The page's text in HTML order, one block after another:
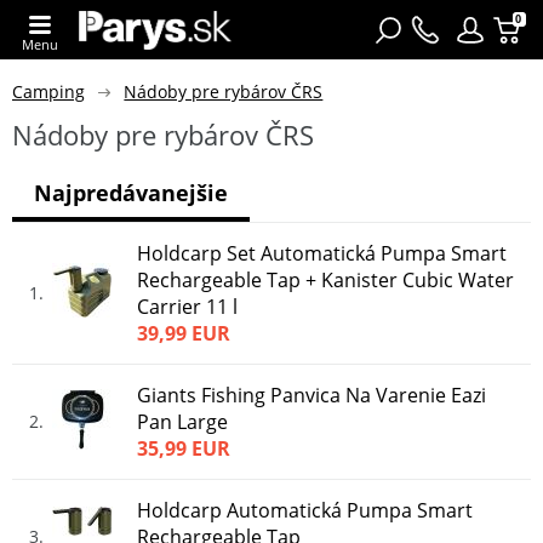
0
Menu
Camping Nádoby pre rybárov ČRS
Nádoby pre rybárov ČRS
1
Holdcarp Set Automatická Pumpa Smart
Rechargeable Tap + Kanister Cubic Water
Carrier 11 l
39,99 EUR
2
Giants Fishing Panvica Na Varenie Eazi
Pan Large
35,99 EUR
3
Holdcarp Automatická Pumpa Smart
Rechargeable Tap
Najpredávanejšie